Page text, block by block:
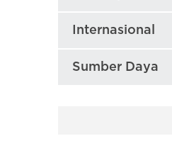
Internasional
Sumber Daya